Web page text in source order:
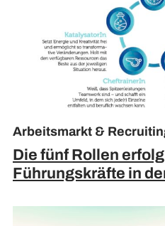
Arbeitsmarkt &
Die fünf Rollen
Führungskräfte in